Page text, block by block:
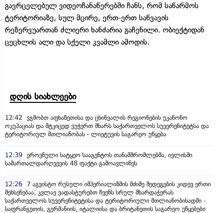
გავრცელებულ ვიდეოჩანაწერებში ჩანს, რომ საწარმოს
ტერიტორიაზე, სულ მცირე, ერთ-ერთ საწვავის
რეზერვუართან ძლიერი ხანძარია გაჩენილი. ობიექტიდან
ცეცხლის ალი და სქელი კვამლი ამოდის.
დღის სიახლეები
12:42
ვგმობთ აფხაზეთისა და ცხინვალის რეგიონების უკანონო
ოკუპაციას და მტკიცედ ვუჭერთ მხარს საქართველოს სუვერენიტეტსა და
ტერიტორიულ მთლიანობას - ლიეტუვის საგარეო უწყება
12:39 ეროვნული სატყეო სააგენტოს თანამშრომლებმა, ივლისში
სამართალდარღვევის 48 ფაქტი გამოავლინეს
12:26
7 აგვისტო რუსული იმპერიალიზმის მძიმე შედეგების კიდევ ერთი
შეხსენებაა, კვლავ ვადასტურებთ ჩვენს სრულ მხარდაჭერას
საქართველოს სუვერენიტეტისა და ტერიტორიული მთლიანობისადმი -
საფრანგეთის, გერმანიის, იტალიისა და ბრიტანეთის საგარეო უწყებები